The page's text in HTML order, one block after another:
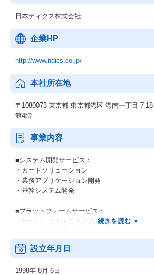
日本ディクス株式会社
企業HP
http://www.ndics.co.jp/
本社所在地
〒1080073 東京都 東京都港区 港南一丁目 7-
館4階
事業内容
■システム開発サービス：
・カードソリューション
・業務アプリケーション開発
・基幹システム開発
■プラットフォームサービス：
・サーバ・ミドルウェア設計構築
・ストレージ設計構築
・ネットワーク設計構築
設立年月日
1998年 8月 6日